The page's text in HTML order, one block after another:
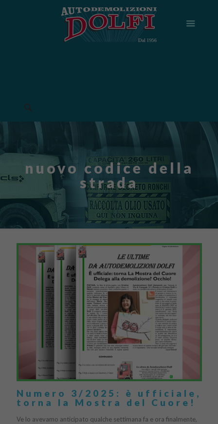
nuovo codice della
strada
Numero 3/2025: è ufficiale,
torna la Mostra del Cuore!
Ve lo avevamo anticipato qualche settimana fa e ora finalmente,